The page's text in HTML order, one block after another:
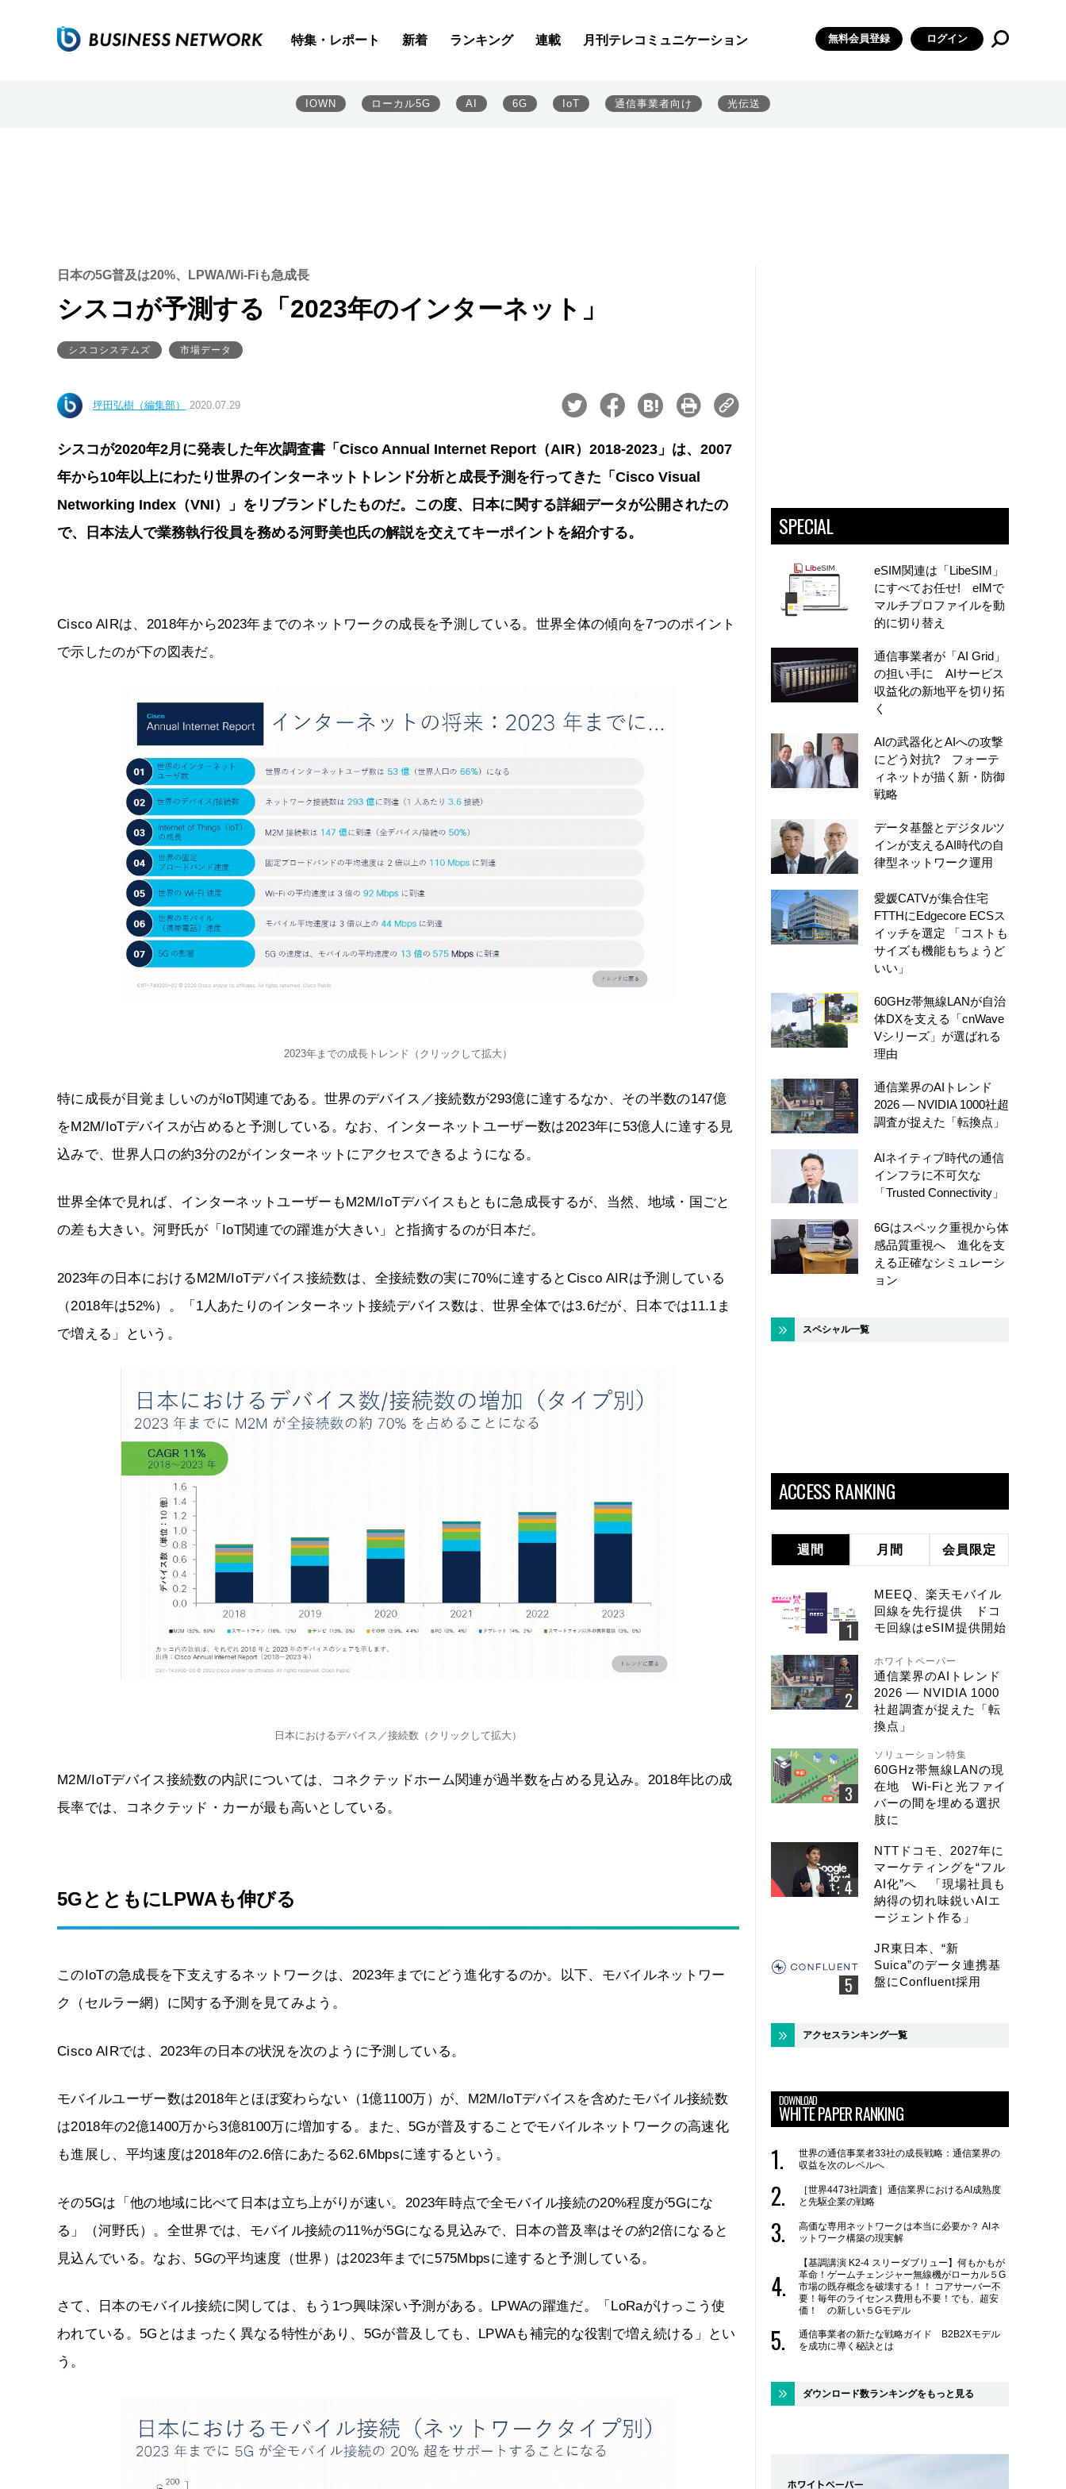
特集・レポート 新着 ランキング 連載 月刊テレコミュニケーション 無料会員登録 ログイン
IOWN ローカル5G AI 6G IoT 通信事業者向け 光伝送
日本の5G普及は20%、LPWA/Wi-Fiも急成長
シスコが予測する「2023年のインターネット」
シスコシステムズ 市場データ
坪田弘樹（編集部） 2020.07.29
シスコが2020年2月に発表した年次調査書「Cisco Annual Internet Report（AIR）2018-2023」は、2007
年から10年以上にわたり世界のインターネットトレンド分析と成長予測を行ってきた「Cisco Visual
Networking Index（VNI）」をリブランドしたものだ。この度、日本に関する詳細データが公開されたの
で、日本法人で業務執行役員を務める河野美也氏の解説を交えてキーポイントを紹介する。
Cisco AIRは、2018年から2023年までのネットワークの成長を予測している。世界全体の傾向を7つのポイント
で示したのが下の図表だ。
2023年までの成長トレンド（クリックして拡大）
特に成長が目覚ましいのがIoT関連である。世界のデバイス／接続数が293億に達するなか、その半数の147億
をM2M/IoTデバイスが占めると予測している。なお、インターネットユーザー数は2023年に53億人に達する見
込みで、世界人口の約3分の2がインターネットにアクセスできるようになる。
世界全体で見れば、インターネットユーザーもM2M/IoTデバイスもともに急成長するが、当然、地域・国ごと
の差も大きい。河野氏が「IoT関連での躍進が大きい」と指摘するのが日本だ。
2023年の日本におけるM2M/IoTデバイス接続数は、全接続数の実に70%に達するとCisco AIRは予測している
（2018年は52%）。「1人あたりのインターネット接続デバイス数は、世界全体では3.6だが、日本では11.1ま
で増える」という。
日本におけるデバイス／接続数（クリックして拡大）
M2M/IoTデバイス接続数の内訳については、コネクテッドホーム関連が過半数を占める見込み。2018年比の成
長率では、コネクテッド・カーが最も高いとしている。
5GとともにLPWAも伸びる
このIoTの急成長を下支えするネットワークは、2023年までにどう進化するのか。以下、モバイルネットワー
ク（セルラー網）に関する予測を見てみよう。
Cisco AIRでは、2023年の日本の状況を次のように予測している。
モバイルユーザー数は2018年とほぼ変わらない（1億1100万）が、M2M/IoTデバイスを含めたモバイル接続数
は2018年の2億1400万から3億8100万に増加する。また、5Gが普及することでモバイルネットワークの高速化
も進展し、平均速度は2018年の2.6倍にあたる62.6Mbpsに達するという。
その5Gは「他の地域に比べて日本は立ち上がりが速い。2023年時点で全モバイル接続の20%程度が5Gにな
る」（河野氏）。全世界では、モバイル接続の11%が5Gになる見込みで、日本の普及率はその約2倍になると
見込んでいる。なお、5Gの平均速度（世界）は2023年までに575Mbpsに達すると予測している。
さて、日本のモバイル接続に関しては、もう1つ興味深い予測がある。LPWAの躍進だ。「LoRaがけっこう使
われている。5Gとはまったく異なる特性があり、5Gが普及しても、LPWAも補完的な役割で増え続ける」とい
う。
SPECIAL
eSIM関連は「LibeSIM」
にすべてお任せ! eIMで
マルチプロファイルを動
的に切り替え
通信事業者が「AI Grid」
の担い手に AIサービス
収益化の新地平を切り拓
く
AIの武器化とAIへの攻撃
にどう対抗? フォーテ
ィネットが描く新・防御
戦略
データ基盤とデジタルツ
インが支えるAI時代の自
律型ネットワーク運用
愛媛CATVが集合住宅
FTTHにEdgecore ECSス
イッチを選定 「コストも
サイズも機能もちょうど
いい」
60GHz帯無線LANが自治
体DXを支える「cnWave
Vシリーズ」が選ばれる
理由
通信業界のAIトレンド
2026 ― NVIDIA 1000社超
調査が捉えた「転換点」
AIネイティブ時代の通信
インフラに不可欠な
「Trusted Connectivity」
6Gはスペック重視から体
感品質重視へ 進化を支
える正確なシミュレーシ
ョン
スペシャル一覧
ACCESS RANKING
週間 月間 会員限定
MEEQ、楽天モバイル
回線を先行提供 ドコ
モ回線はeSIM提供開始
ホワイトペーパー
通信業界のAIトレンド
2026 ― NVIDIA 1000
社超調査が捉えた「転
換点」
ソリューション特集
60GHz帯無線LANの現
在地 Wi-Fiと光ファイ
バーの間を埋める選択
肢に
NTTドコモ、2027年に
マーケティングを“フル
AI化”へ 「現場社員も
納得の切れ味鋭いAIエ
ージェント作る」
JR東日本、“新
Suica”のデータ連携基
盤にConfluent採用
アクセスランキング一覧
DOWNLOAD
WHITE PAPER RANKING
世界の通信事業者33社の成長戦略：通信業界の
収益を次のレベルへ
［世界4473社調査］通信業界におけるAI成熟度
と先駆企業の戦略
高価な専用ネットワークは本当に必要か？ AIネ
ットワーク構築の現実解
【基調講演 K2-4 スリーダブリュー】何もかもが
革命！ゲームチェンジャー無線機がローカル５G
市場の既存概念を破壊する！！ コアサーバー不
要！毎年のライセンス費用も不要！でも、超安
価！ の新しい５Gモデル
通信事業者の新たな戦略ガイド B2B2Xモデル
を成功に導く秘訣とは
ダウンロード数ランキングをもっと見る